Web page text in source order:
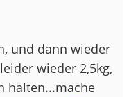
und dann wieder
wieder 2,5kg,
halten...mache